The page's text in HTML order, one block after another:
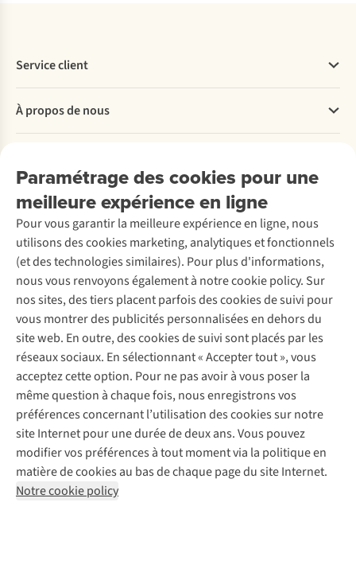
Paramétrage des cookies pour une
meilleure expérience en ligne
Pour vous garantir la meilleure expérience en ligne, nous
utilisons des cookies marketing, analytiques et fonctionnels
(et des technologies similaires). Pour plus d'informations,
nous vous renvoyons également à notre cookie policy. Sur
nos sites, des tiers placent parfois des cookies de suivi pour
vous montrer des publicités personnalisées en dehors du
site web. En outre, des cookies de suivi sont placés par les
réseaux sociaux. En sélectionnant « Accepter tout », vous
acceptez cette option. Pour ne pas avoir à vous poser la
même question à chaque fois, nous enregistrons vos
préférences concernant l’utilisation des cookies sur notre
site Internet pour une durée de deux ans. Vous pouvez
modifier vos préférences à tout moment via la politique en
matière de cookies au bas de chaque page du site Internet.
Notre cookie policy
Service client
Commander
Payer
Retourner
Rétractation d'une commande
Entretien & réparations
Garantie
Contactez-nous
À propos de nous
Entreprise responsable
À propos d’Ayacucho
Nos magasins
À propos d’A.S.Adventure
Déclaration d'accessibilité
Location / Location sports d’hiver
Seconde-main
Entretien de ski
Service de lavage
Entretien de chaussures
Réparation de chaussures
Réparation de vêtements
Retouches
Pour les entreprises
Découvrez
A.S.Magazine
Explore Camp
Expertise & conseils
Abonnez-vous à la newsletter
Suivez-nous
Mentions légales
Politique de confidentialité
Conditions générales
Cookie Policy